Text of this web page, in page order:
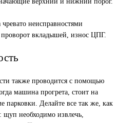
неисправностями
вкладышей, износ ЦПГ.
также проводится с помощью
машина прогрета, стоит на
парковки. Делайте все так же, как
щуп необходимо извлечь,